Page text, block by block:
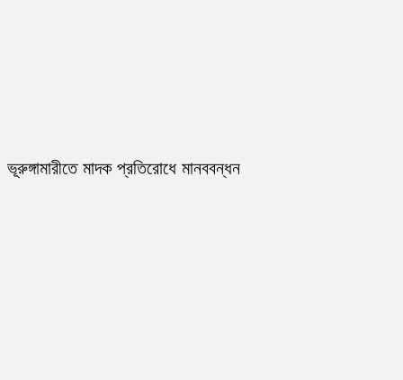
ভূরুঙ্গামারীতে মাদক প্রতিরোধে মানববন্ধন